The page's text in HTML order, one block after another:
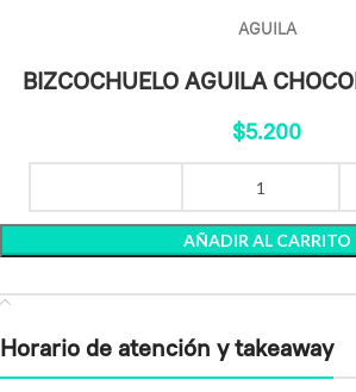
AGUILA
BIZCOCHUELO AGUILA
$5.200
AÑADIR AL CARRITO
Horario de atención y takeaway